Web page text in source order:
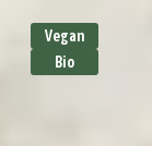
Vegan
Bio